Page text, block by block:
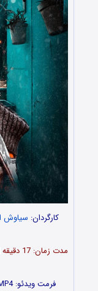
کارگردان: سیاوش
مدت
فرمت ویدئو: MP4 | حجم: متفاوت | تهیه کننده: سیاوش اسد